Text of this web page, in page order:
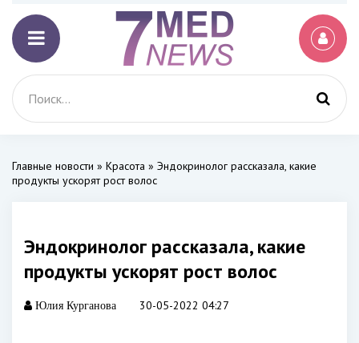
Главные новости » Красота » Эндокринолог рассказала, какие
продукты ускорят рост волос
Эндокринолог рассказала, какие
продукты ускорят рост волос
Юлия Курганова 30-05-2022 04:27